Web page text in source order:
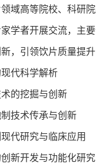
域高等院校、科研
学者开展交流，主要
，引领饮片质量提升
代科学解析
的挖掘与创新
技术传承与创新
代研究与临床应用
新开发与功能化研究